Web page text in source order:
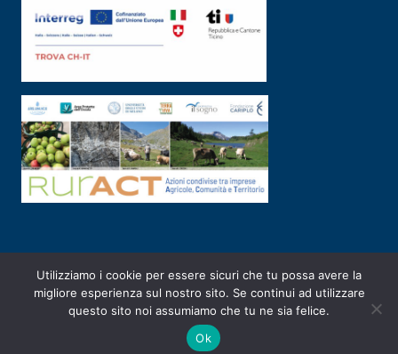
PRIVACY POLICY|2003-2026 ©ARSUNIVCO|Designed byE-SERV
Utilizziamo i cookie per essere sicuri che tu possa avere la
migliore esperienza sul nostro sito. Se continui ad utilizzare
questo sito noi assumiamo che tu ne sia felice.
Ok